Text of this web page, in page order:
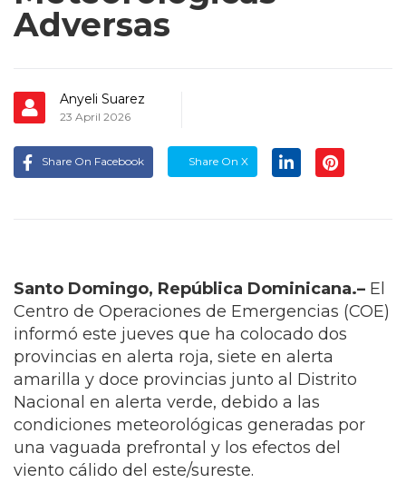
Adversas
Anyeli Suarez
23 April 2026
Share On Facebook Share On X
Santo Domingo, República Dominicana.– El
Centro de Operaciones de Emergencias (COE)
informó este jueves que ha colocado dos
provincias en alerta roja, siete en alerta
amarilla y doce provincias junto al Distrito
Nacional en alerta verde, debido a las
condiciones meteorológicas generadas por
una vaguada prefrontal y los efectos del
viento cálido del este/sureste.